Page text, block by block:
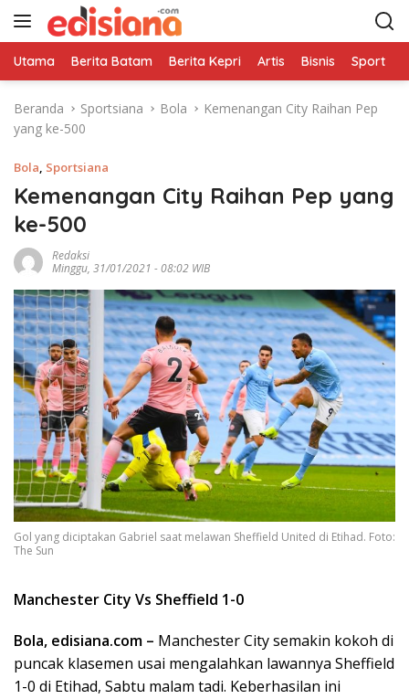
Utama Berita Batam Berita Kepri Artis Bisnis Sport
Beranda Sportsiana Bola
Kemenangan City Raihan Pep
yang ke-500
Bola, Sportsiana
Kemenangan City Raihan Pep yang
ke-500
Redaksi
Minggu, 31/01/2021 - 08:02 WIB
Gol yang diciptakan Gabriel saat melawan Sheffield United di Etihad. Foto:
The Sun
Manchester City Vs Sheffield 1-0
Bola, edisiana.com – Manchester City semakin kokoh di
puncak klasemen usai mengalahkan lawannya Sheffield
1-0 di Etihad, Sabtu malam tadi. Keberhasilan ini